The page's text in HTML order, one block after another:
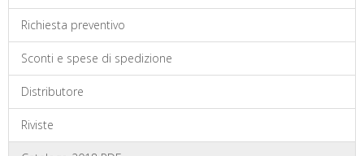
Richiesta preventivo
Sconti e spese di spedizione
Distributore
Riviste